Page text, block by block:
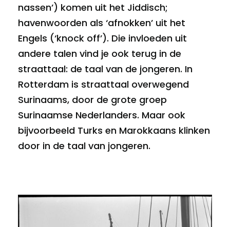
nassen’) komen uit het Jiddisch;
havenwoorden als ‘afnokken’ uit het
Engels (‘knock off’). Die invloeden uit
andere talen vind je ook terug in de
straattaal: de taal van de jongeren. In
Rotterdam is straattaal overwegend
Surinaams, door de grote groep
Surinaamse Nederlanders. Maar ook
bijvoorbeeld Turks en Marokkaans klinken
door in de taal van jongeren.